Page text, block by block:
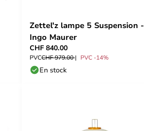
Zettel'z lampe 5 Suspension -
Ingo Maurer
CHF 840.00
PVCCHF 979.00 PVC -14%
En stock